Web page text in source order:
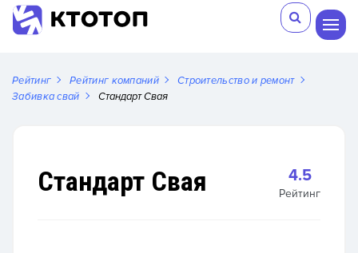
Рейтинг Рейтинг компаний
Строительство и ремонт
Забивка свай
Стандарт Свая
Стандарт Свая 4.5
Рейтинг